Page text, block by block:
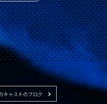
キャストのブログ